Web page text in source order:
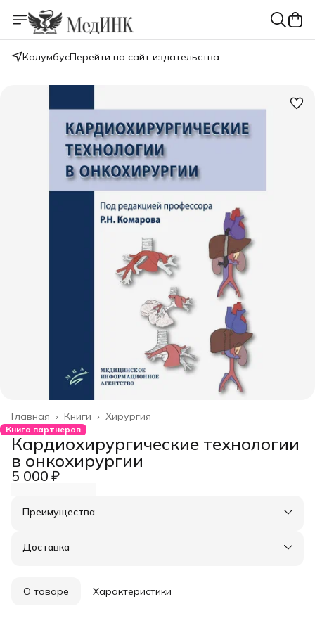
КолумбусПерейти на сайт издательства
Хирургия
Книги ›
Главная ›
Книга партнеров
Кардиохирургические технологии
в онкохирургии
5 000 ₽
Преимущества
Оплата частями в Сплит
Удобный возврат
Доставка
О товаре Характеристики